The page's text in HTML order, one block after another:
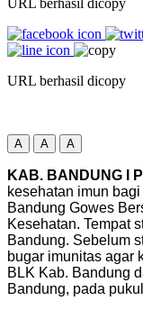
URL berhasil dicopy
A A A
KAB. BANDUNG I
kesehatan imun
Bandung Gowes
Kesehatan. Tempat
Bandung. Sebelum
bugar imunitas agar
BLK Kab. Bandung
Bandung, pada